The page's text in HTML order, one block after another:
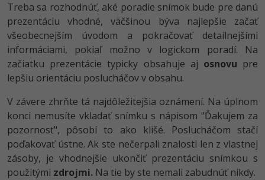
Treba sa rozhodnúť, aké poradie snímok bude pre danú
prezentáciu vhodné, väčšinou býva najlepšie začať
všeobecnejším úvodom a pokračovať detailnejšími
informáciami, pokiaľ možno v logickom poradí. Na
začiatku prezentácie typicky obsahuje aj osnovu pre
lepšiu orientáciu poslucháčov v obsahu.
V závere zhrňte tá najdôležitejšia oznámení. Na úplnom
konci nemusíte vkladať snímku s nápisom "Ďakujem za
pozornosť", pôsobí to ako klišé. Poslucháčom stačí
poďakovať ústne. Ak ste nečerpali znalosti len z vlastnej
zásoby, je vhodnejšie ukončiť prezentáciu snímkou s
použitými zdrojmi. Na tie by ste nemali zabudnúť nikdy.